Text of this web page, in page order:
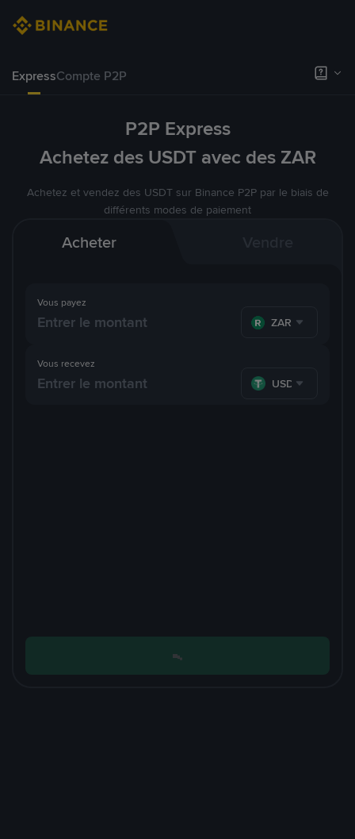
ExpressCompte P2P
P2P Express
Achetez des USDT avec des ZAR
Achetez et vendez des USDT sur Binance P2P par le biais de
différents modes de paiement
Acheter
Vous payez
ZAR
Vous recevez
USDT